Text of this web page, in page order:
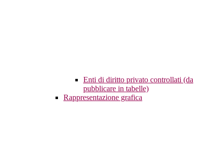
Enti di diritto privato controllati (da
pubblicare in tabelle)
Rappresentazione grafica